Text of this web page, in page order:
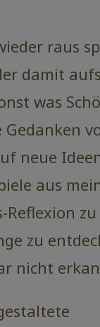
raus
damit
was
neue
aus
Reflexion
zu
nicht